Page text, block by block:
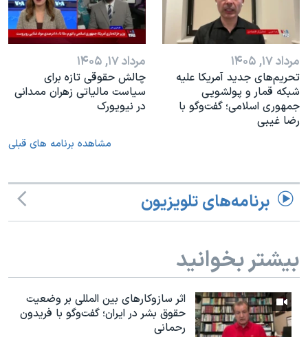
مرداد ۱۷, ۱۴۰۵
تحریم‌های جدید آمریکا علیه
شبکه قمار و پولشویی
جمهوری اسلامی؛ گفت‌وگو با
رضا غیبی
مرداد ۱۷, ۱۴۰۵
چالش حقوقی تازه برای
سیاست مالیاتی زهران ممدانی
در نیویورک
مشاهده برنامه های قبلی
برنامه‌های تلویزیون
بیشتر بخوانید
اثر ساز‌و‌کارهای بین المللی بر وضعیت
حقوق بشر در ایران؛ گفت‌وگو با فریدون
رحمانی